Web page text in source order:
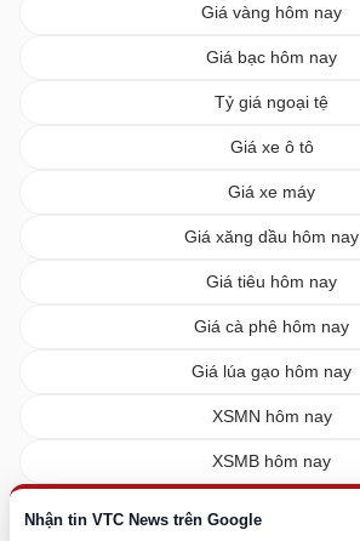
Nhận tin VTC News trên Google
Giá vàng hôm nay
Giá bạc hôm nay
Tỷ giá ngoại tệ
Giá xe ô tô
Giá xe máy
Giá xăng dầu hôm nay
Giá tiêu hôm nay
Giá cà phê hôm nay
Giá lúa gạo hôm nay
XSMN hôm nay
XSMB hôm nay